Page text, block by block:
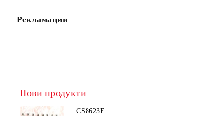
Рекламации
Нови продукти
CS8623E